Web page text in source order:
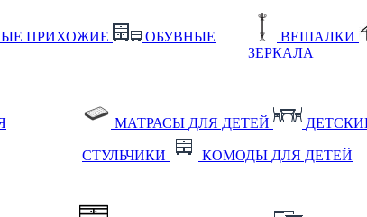
ПРИХОЖИЕ
ОБУВНЫЕ
ВЕШАЛКИ
ЗЕРКАЛА
МАТРАСЫ ДЛЯ ДЕТЕЙ
СТУЛЬЧИКИ КОМОДЫ ДЛЯ ДЕТЕЙ